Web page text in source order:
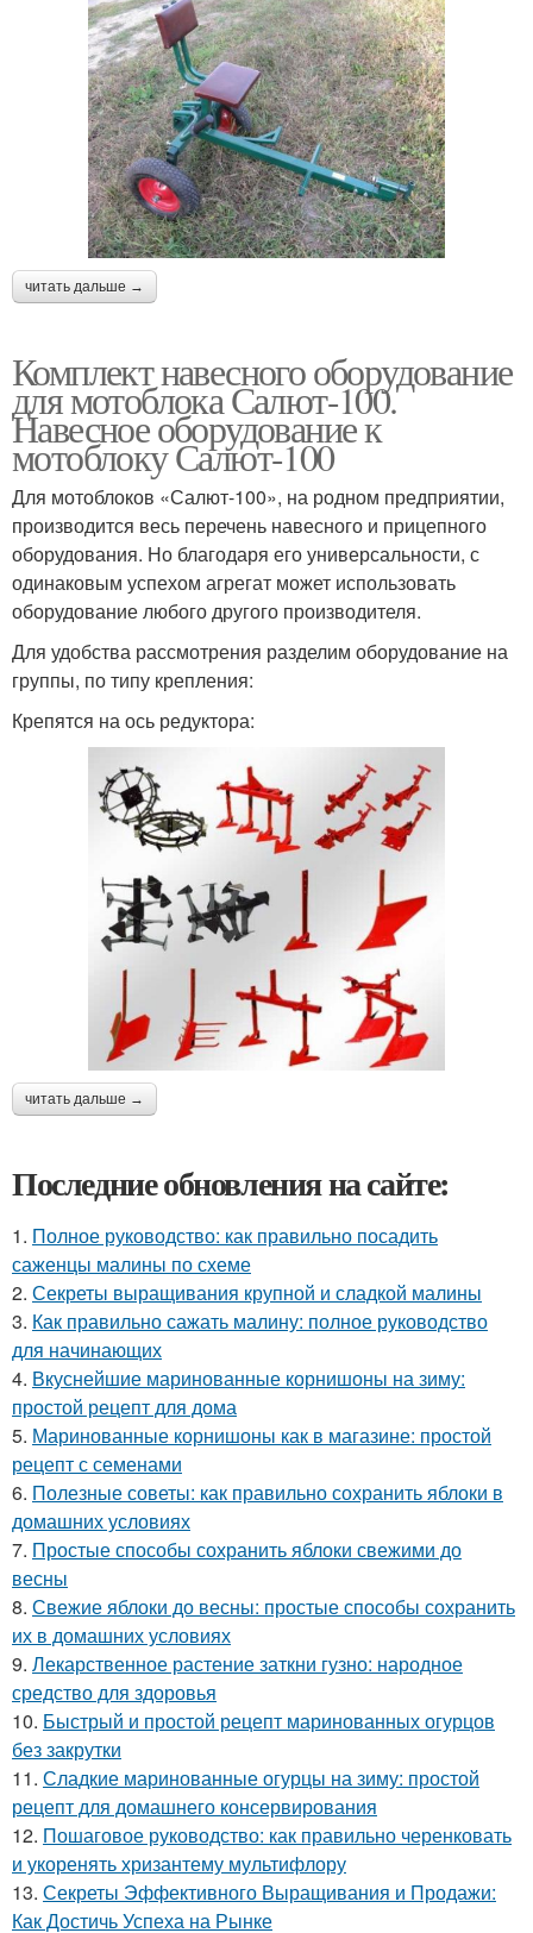
читать дальше →
Комплект навесного оборудование
для мотоблока Салют-100.
Навесное оборудование к
мотоблоку Салют-100
Для мотоблоков «Салют-100», на родном предприятии,
производится весь перечень навесного и прицепного
оборудования. Но благодаря его универсальности, с
одинаковым успехом агрегат может использовать
оборудование любого другого производителя.
Для удобства рассмотрения разделим оборудование на
группы, по типу крепления:
Крепятся на ось редуктора:
читать дальше →
Последние обновления на сайте:
1. Полное руководство: как правильно посадить
саженцы малины по схеме
2. Секреты выращивания крупной и сладкой малины
3. Как правильно сажать малину: полное руководство
для начинающих
4. Вкуснейшие маринованные корнишоны на зиму:
простой рецепт для дома
5. Маринованные корнишоны как в магазине: простой
рецепт с семенами
6. Полезные советы: как правильно сохранить яблоки в
домашних условиях
7. Простые способы сохранить яблоки свежими до
весны
8. Свежие яблоки до весны: простые способы сохранить
их в домашних условиях
9. Лекарственное растение заткни гузно: народное
средство для здоровья
10. Быстрый и простой рецепт маринованных огурцов
без закрутки
11. Сладкие маринованные огурцы на зиму: простой
рецепт для домашнего консервирования
12. Пошаговое руководство: как правильно черенковать
и укоренять хризантему мультифлору
13. Секреты Эффективного Выращивания и Продажи:
Как Достичь Успеха на Рынке